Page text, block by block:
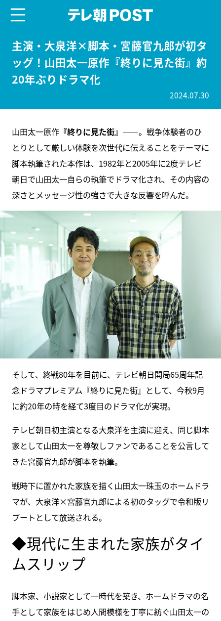
主演・大泉洋×脚本・宮藤官九郎が初タ
ッグ！山田太一原作『終りに見た街』約
20年ぶりドラマ化
2024.07.30
山田太一原作『終りに見た街』 ――。戦争体験者のひ
とりとして厳しい体験を次世代に伝えることをテーマに
脚本執筆された本作は、1982年と2005年に2度テレビ
朝日で山田太一自らの執筆でドラマ化され、その内容の
深さとメッセージ性の強さで大きな反響を呼んだ。
そして、終戦80年を目前に、テレビ朝日開局65周年記
念ドラマプレミアム『終りに見た街』として、今秋9月
に約20年の時を経て3度目のドラマ化が実現。
テレビ朝日初主演となる大泉洋を主演に迎え、同じ脚本
家として山田太一を尊敬しファンであることを公言して
きた宮藤官九郎が脚本を執筆。
戦時下に置かれた家族を描く山田太一珠玉のホームドラ
マが、大泉洋×宮藤官九郎による初のタッグで令和版リ
ブートとして放送される。
◆現代に生まれた家族がタイ
ムスリップ
脚本家、小説家として一時代を築き、ホームドラマの名
手として家族をはじめ人間模様を丁寧に紡ぐ山田太一の